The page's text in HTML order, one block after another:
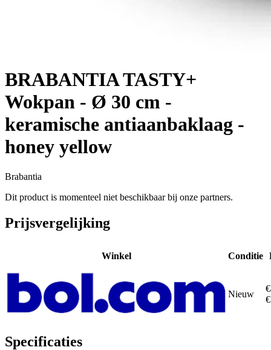
BRABANTIA TASTY+
Wokpan - Ø 30 cm -
keramische antiaanbaklaag -
honey yellow
Brabantia
Dit product is momenteel niet beschikbaar bij onze partners.
Prijsvergelijking
Winkel Conditie
Nieuw
Specificaties